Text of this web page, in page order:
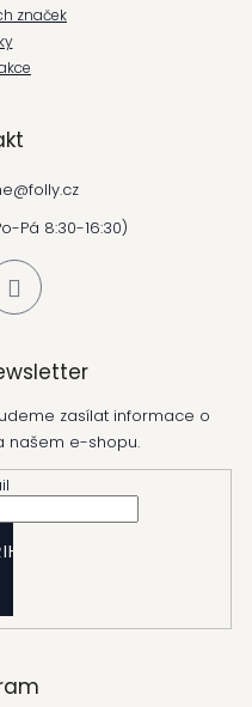
značek
@folly.cz
Pá 8:30-16:30)
zasílat informace o
našem e-shopu.